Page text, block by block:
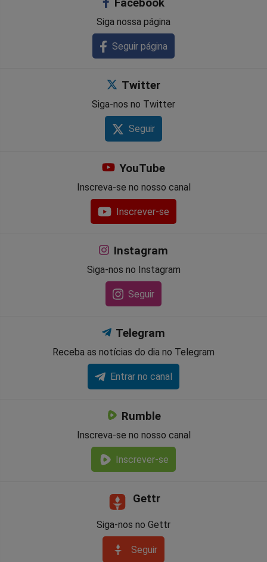
Facebook
Siga nossa página
Seguir página
Twitter
Siga-nos no Twitter
Seguir
YouTube
Inscreva-se no nosso canal
Inscrever-se
Instagram
Siga-nos no Instagram
Seguir
Telegram
Receba as notícias do dia no Telegram
Entrar no canal
Rumble
Inscreva-se no nosso canal
Inscrever-se
Gettr
Siga-nos no Gettr
Seguir